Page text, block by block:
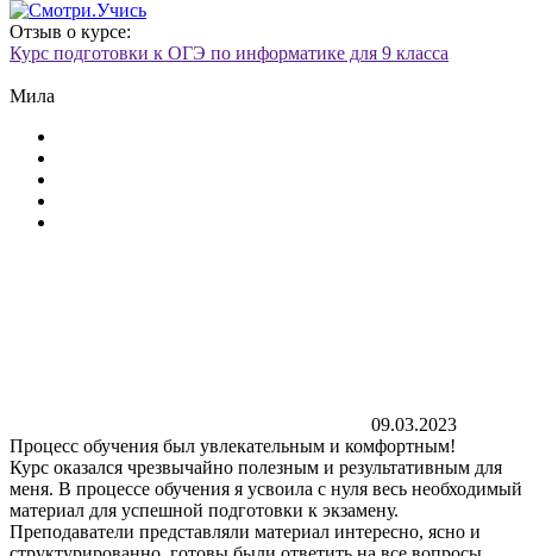
Отзыв о курсе:
Курс подготовки к ОГЭ по информатике для 9 класса
Мила
09.03.2023
Процесс обучения был увлекательным и комфортным!
Курс оказался чрезвычайно полезным и результативным для
меня. В процессе обучения я усвоила с нуля весь необходимый
материал для успешной подготовки к экзамену.
Преподаватели представляли материал интересно, ясно и